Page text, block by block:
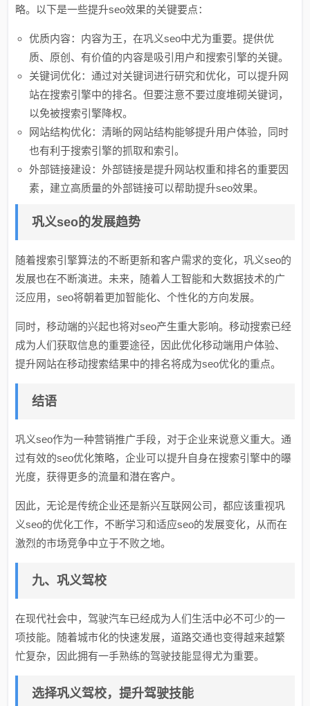
略。以下是一些提升seo效果的关键要点：
优质内容：内容为王，在巩义seo中尤为重要。提供优
质、原创、有价值的内容是吸引用户和搜索引擎的关键。
关键词优化：通过对关键词进行研究和优化，可以提升网
站在搜索引擎中的排名。但要注意不要过度堆砌关键词，
以免被搜索引擎降权。
网站结构优化：清晰的网站结构能够提升用户体验，同时
也有利于搜索引擎的抓取和索引。
外部链接建设：外部链接是提升网站权重和排名的重要因
素，建立高质量的外部链接可以帮助提升seo效果。
巩义seo的发展趋势
随着搜索引擎算法的不断更新和客户需求的变化，巩义seo的
发展也在不断演进。未来，随着人工智能和大数据技术的广
泛应用，seo将朝着更加智能化、个性化的方向发展。
同时，移动端的兴起也将对seo产生重大影响。移动搜索已经
成为人们获取信息的重要途径，因此优化移动端用户体验、
提升网站在移动搜索结果中的排名将成为seo优化的重点。
结语
巩义seo作为一种营销推广手段，对于企业来说意义重大。通
过有效的seo优化策略，企业可以提升自身在搜索引擎中的曝
光度，获得更多的流量和潜在客户。
因此，无论是传统企业还是新兴互联网公司，都应该重视巩
义seo的优化工作，不断学习和适应seo的发展变化，从而在
激烈的市场竞争中立于不败之地。
九、巩义驾校
在现代社会中，驾驶汽车已经成为人们生活中必不可少的一
项技能。随着城市化的快速发展，道路交通也变得越来越繁
忙复杂，因此拥有一手熟练的驾驶技能显得尤为重要。
选择巩义驾校，提升驾驶技能